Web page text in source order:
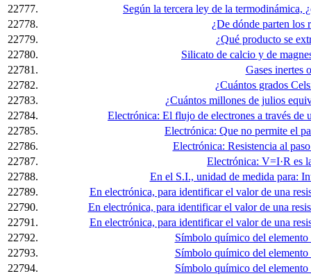
22777.
Según la tercera ley de la termodinámica,
22778.
¿De dónde parten los
22779.
¿Qué producto se
22780.
Silicato de calcio y de
22781.
Gases inertes
22782.
¿Cuántos grados
22783.
¿Cuántos millones de julios
22784.
Electrónica: El flujo de electrones a través de
22785.
Electrónica: Que no permite el
22786.
Electrónica: Resistencia al
22787.
Electrónica: V=I·R es
22788.
En el S.I., unidad de medida para:
22789.
En electrónica, para identificar el valor de una
22790.
En electrónica, para identificar el valor de una
22791.
En electrónica, para identificar el valor de una
22792.
Símbolo químico del
22793.
Símbolo químico del
22794.
Símbolo químico del